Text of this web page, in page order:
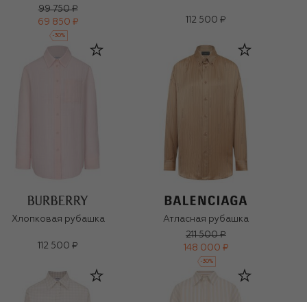
99 750 ₽
69 850 ₽
-30%
112 500 ₽
Хлопковая рубашка
112 500 ₽
Атласная рубашка
211 500 ₽
148 000 ₽
-30%